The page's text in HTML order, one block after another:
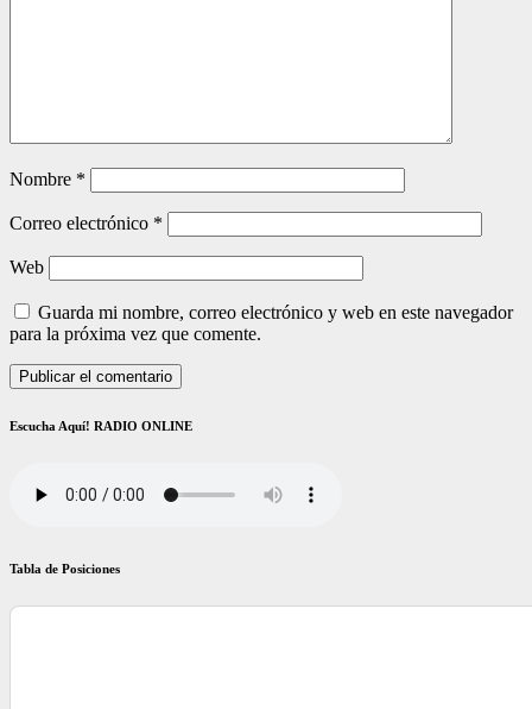
Nombre *
Correo electrónico *
Web
Guarda mi nombre, correo electrónico y web en este navegador
para la próxima vez que comente.
Escucha Aquí! RADIO ONLINE
Tabla de Posiciones